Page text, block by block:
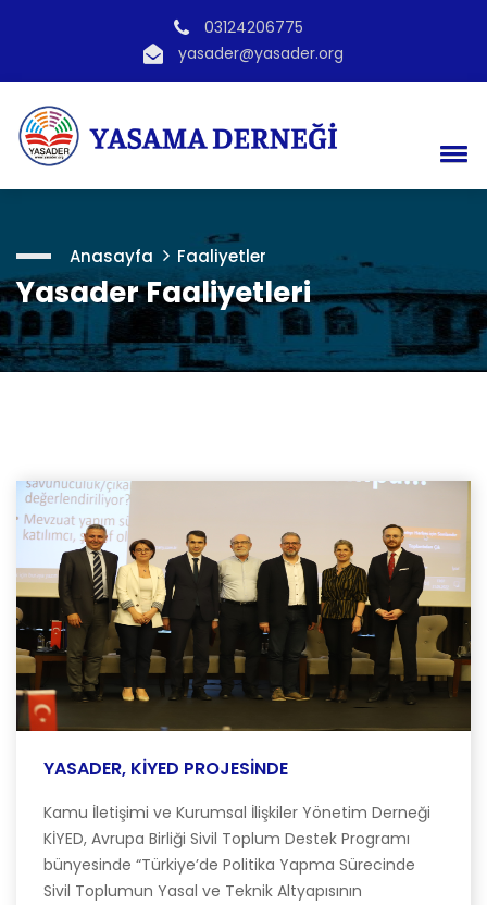
03124206775
yasader@yasader.org
Anasayfa Faaliyetler
Yasader Faaliyetleri
YASADER, KİYED PROJESİNDE
Kamu İletişimi ve Kurumsal İlişkiler Yönetim Derneği
KİYED, Avrupa Birliği Sivil Toplum Destek Programı
bünyesinde “Türkiye’de Politika Yapma Sürecinde
Sivil Toplumun Yasal ve Teknik Altyapısının